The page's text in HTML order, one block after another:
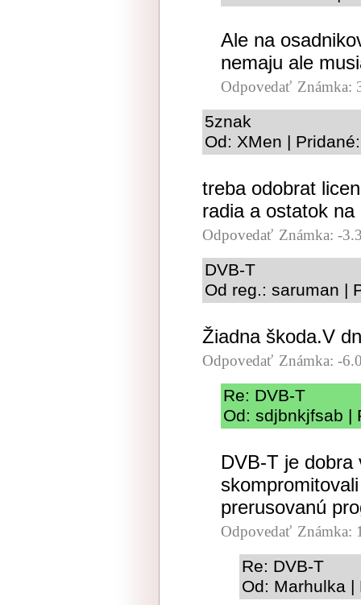
Ale na
nemaju ale
Odpovedať Známka:
5znak
Od: XMen |
treba odobrat
radia a ostatok
Odpovedať Známka: -
DVB-T
Od reg.: saruman |
Žiadna škoda.V
Odpovedať Známka: -
Re: DVB-T
Od: sdjbnkjfsab |
DVB-T je dobra
prerusovanú
Odpovedať Známka:
Re: DVB-T
Od: Marhulka